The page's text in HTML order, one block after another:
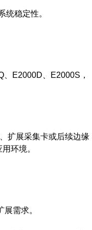
稳定性。
E2000D、E2000S，
扩展采集卡或后续边缘
环境。
需求。